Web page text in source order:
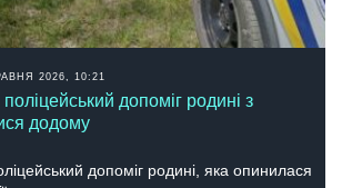
2026, 10:21
допоміг родині з
додому
допоміг родині, яка опинилася